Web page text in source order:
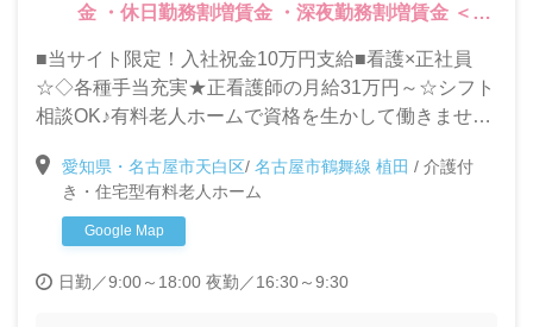
金 ・休日勤務割増賃金 ・深夜勤務割増賃金 ＜そ
■当サイト限定！入社祝金10万円支給■看護×正社員
☆◇各種手当充実★正看護師の月給31万円～☆シフト
相談OK♪有料老人ホームで資格を生かして働きません
愛知県・名古屋市天白区/ 名古屋市鶴舞線 植田 / 介護付
き・住宅型有料老人ホーム
Google Map
日勤／9:00～18:00 夜勤／16:30～9:30